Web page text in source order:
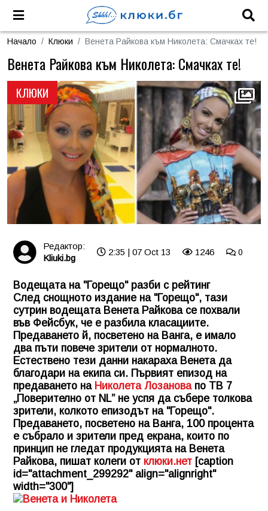
Начало Клюки Венета Райкова към Николета: Смачках те!
КЛЮКИ
Венета Райкова към Николета: Смачках те!
Редактор:
Kliuki.bg
2:35 | 07 Oct 13 1246 0
Водещата на "Горещо" разби с рейтинг
След снощното издание на "Горещо", тази
сутрин водещата Венета Райкова се похвали
във Фейсбук, че е разбила класациите.
Предаването й, посветено на Ванга, е имало
два пъти повече зрители от нормалното.
Естествено тези данни накараха Венета да
благодари на екипа си. Първият епизод на
предаването на Николета Лозанова по ТВ 7
„Поверително от NL” не успя да събере толкова
зрители, колкото епизодът на "Горещо".
Предаването, посветено на Ванга, 100 процента
е събрало и зрители пред екрана, които по
принцип не гледат продукцията на Венета
Райкова, пишат колеги от клюки.нет [caption
id="attachment_299292" align="alignright"
width="300"]